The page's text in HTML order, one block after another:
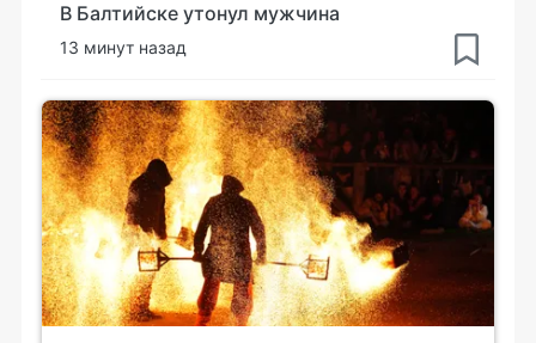
В Балтийске утонул мужчина
13 минут назад